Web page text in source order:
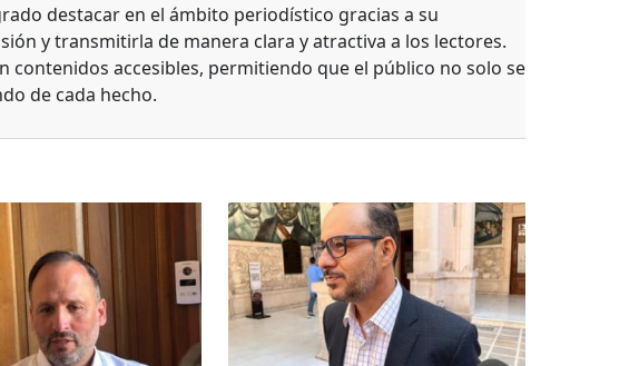
destacar en el ámbito periodístico gracias a su
y transmitirla de manera clara y atractiva a los lectores.
accesibles, permitiendo que el público no solo se
de cada hecho.